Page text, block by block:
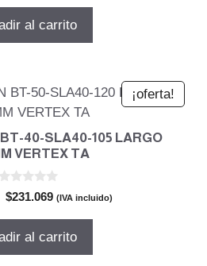
original
actual
al carrito
¡oferta!
40-SLA40-105 LARGO
VERTEX TA
El
original
$231.069El
actual
(IVA incluido)
al carrito